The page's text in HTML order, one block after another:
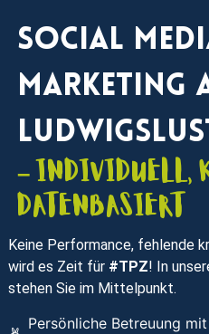
Social
Marketing
– individuell,
datenbasiert
Keine Performance, fehlende
wird es Zeit für #TPZ! In
stehen Sie im Mittelpunkt.
Persönliche Betreuung